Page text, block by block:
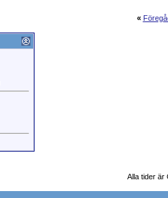
«
Alla tider är